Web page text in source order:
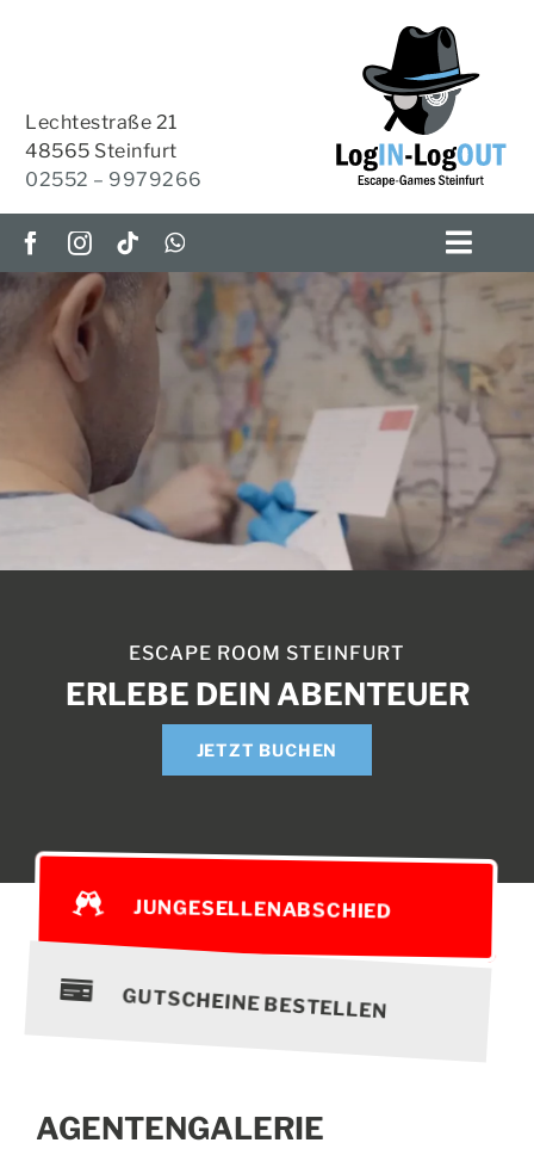
Lechtestraße 21
48565 Steinfurt
02552 – 9979266
ESCAPE-ROOMS
OUTDOOR-ESCAPE
HOME-ESCAPES
KRIMI-TISCH
BUCHEN | PREISE
KONTAKT
ESCAPE ROOM STEINFURT
ERLEBE DEIN ABENTEUER
JETZT BUCHEN
JUNGESELLENABSCHIED
GUTSCHEINE BESTELLEN
AGENTENGALERIE